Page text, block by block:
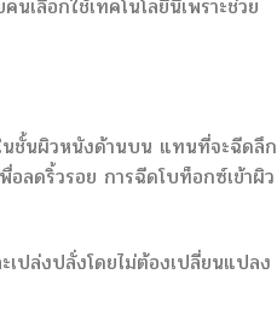
เลือกใช้เทคโนโลยีนี้เพราะช่วย
นชั้นผิวหนังด้านบน แทนที่จะฉีดลึก
อลดริ้วรอย การฉีดโบท็อกซ์เข้าผิว
ปล่งปลั่งโดยไม่ต้องเปลี่ยนแปลง